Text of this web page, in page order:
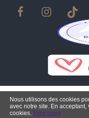
Nous utilisons des cookies
avec notre site. En
cookies. View more